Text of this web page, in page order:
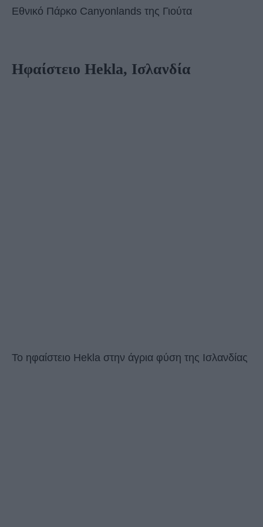
Εθνικό Πάρκο Canyonlands της Γιούτα
Ηφαίστειο Hekla, Ισλανδία
Το ηφαίστειο Hekla στην άγρια φύση της Ισλανδίας